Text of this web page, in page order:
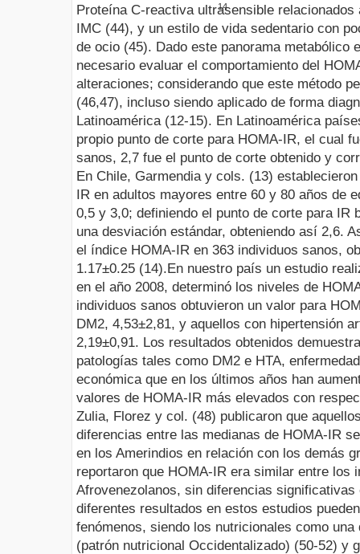
14
Proteína C-reactiva ultrasensible
IMC (44), y un estilo de vida sedentario con
de ocio (45). Dado este panorama metabólico
necesario evaluar el comportamiento del
alteraciones; considerando que este método
(46,47), incluso siendo aplicado de forma
Latinoamérica (12-15). En Latinoamérica
propio punto de corte para HOMA-IR, el cual
sanos, 2,7 fue el punto de corte obtenido y
En Chile, Garmendia y cols. (13)
IR en adultos mayores entre 60 y 80 años de
0,5 y 3,0; definiendo el punto de corte para IR
una desviación estándar, obteniendo así 2,6.
el índice HOMA-IR en 363 individuos sanos,
1.17±0.25 (14).En nuestro país un estudio
en el año 2008, determinó los niveles de
individuos sanos obtuvieron un valor para
DM2, 4,53±2,81, y aquellos con hipertensión
2,19±0,91. Los resultados obtenidos
patologías tales como DM2 e HTA,
económica que en los últimos años han
valores de HOMA-IR más elevados con
Zulia, Florez y col. (48) publicaron que
diferencias entre las medianas de HOMA-IR
en los Amerindios en relación con los demás
reportaron que HOMA-IR era similar entre los
Afrovenezolanos, sin diferencias
diferentes resultados en estos estudios
fenómenos, siendo los nutricionales como
(patrón nutricional Occidentalizado) (50-52) y